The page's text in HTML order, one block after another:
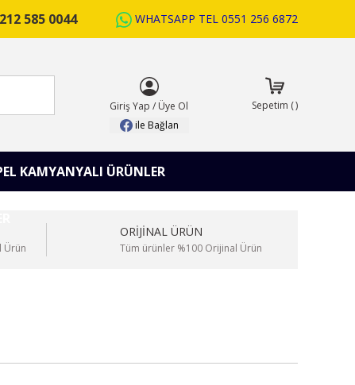
585 0044 WHATSAPP TEL 0551 256 6872
Giriş Yap / Üye Ol
ile Bağlan
Sepetim ()
KAMYANYALI ÜRÜNLER
Ürün
ORİJİNAL ÜRÜN
Tüm ürünler %100 Orijinal Ürün